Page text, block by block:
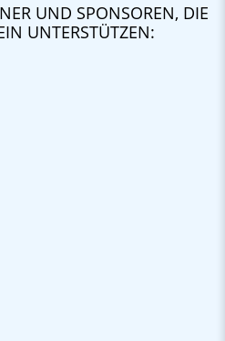
UND SPONSOREN, DIE
UNTERSTÜTZEN: